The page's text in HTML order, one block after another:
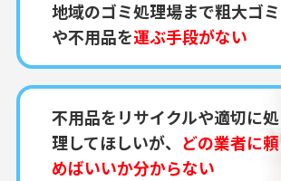
地域のゴミ処理場まで粗大ゴミ
や不用品を運ぶ手段がない
不用品をリサイクルや適切に処
理してほしいが、 どの業者に頼
めばいいか分からない